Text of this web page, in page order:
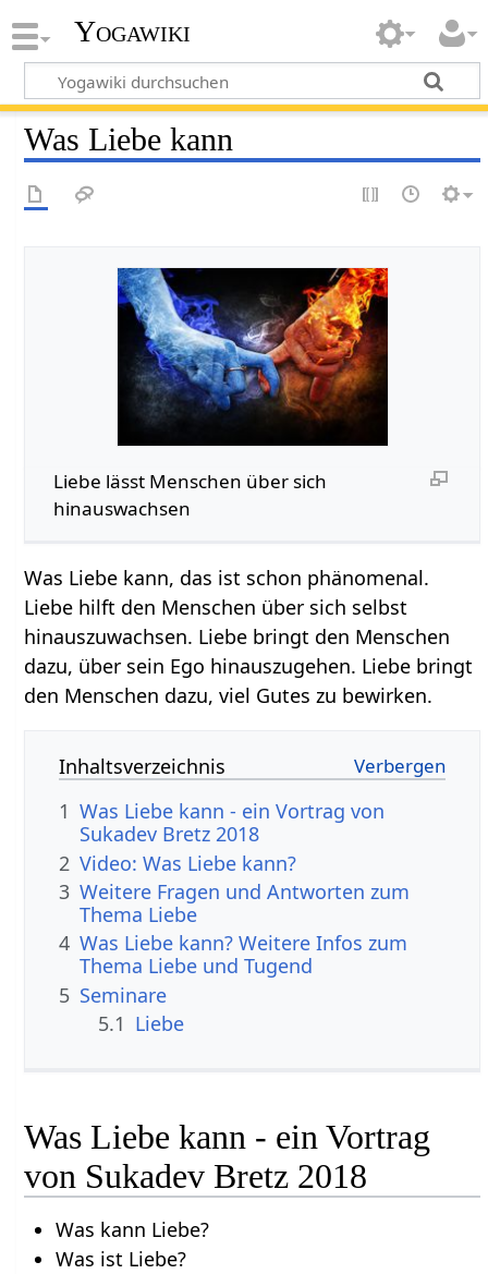
Yogawiki
Was Liebe kann
Liebe lässt Menschen über sich
hinauswachsen
Was Liebe kann, das ist schon phänomenal.
Liebe hilft den Menschen über sich selbst
hinauszuwachsen. Liebe bringt den Menschen
dazu, über sein Ego hinauszugehen. Liebe bringt
den Menschen dazu, viel Gutes zu bewirken.
Inhaltsverzeichnis
1 Was Liebe kann - ein Vortrag von
Sukadev Bretz 2018
2 Video: Was Liebe kann?
3 Weitere Fragen und Antworten zum
Thema Liebe
4 Was Liebe kann? Weitere Infos zum
Thema Liebe und Tugend
5 Seminare
5.1 Liebe
Was Liebe kann - ein Vortrag
von Sukadev Bretz 2018
Was kann Liebe?
Was ist Liebe?